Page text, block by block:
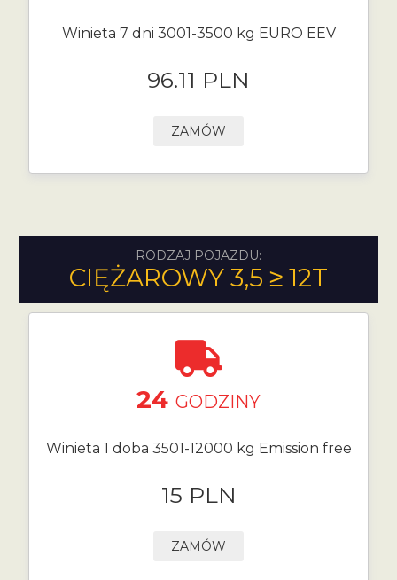
Winieta 7 dni 3001-3500 kg EURO EEV
96.11 PLN
ZAMÓW
RODZAJ POJAZDU:
CIĘŻAROWY 3,5 ≥ 12T
24 GODZINY
Winieta 1 doba 3501-12000 kg Emission free
15 PLN
ZAMÓW